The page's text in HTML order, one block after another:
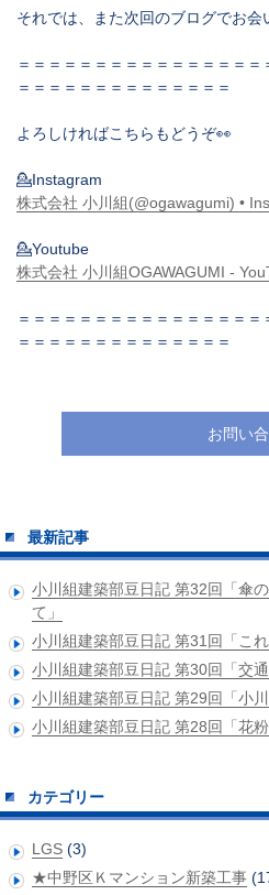
それでは、また次回のブログでお会
＝＝＝＝＝＝＝＝＝＝＝＝＝＝＝
＝＝＝＝＝＝＝＝＝＝＝＝＝＝
よろしければこちらもどうぞ👀
💁Instagram
株式会社 小川組(@ogawagumi) •
💁Youtube
株式会社 小川組OGAWAGUMI -
＝＝＝＝＝＝＝＝＝＝＝＝＝＝＝
＝＝＝＝＝＝＝＝＝＝＝＝＝＝
お問い
最新記事
小川組建築部豆日記 第32回「傘
て」
小川組建築部豆日記 第31回「こ
小川組建築部豆日記 第30回「交
小川組建築部豆日記 第29回「小
小川組建築部豆日記 第28回「花粉
カテゴリー
LGS (3)
★中野区Ｋマンション新築工事